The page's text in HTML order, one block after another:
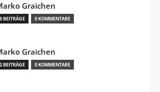
Graichen
6 BEITRÄGE 0 KOMMENTARE
Graichen
2 BEITRÄGE 0 KOMMENTARE